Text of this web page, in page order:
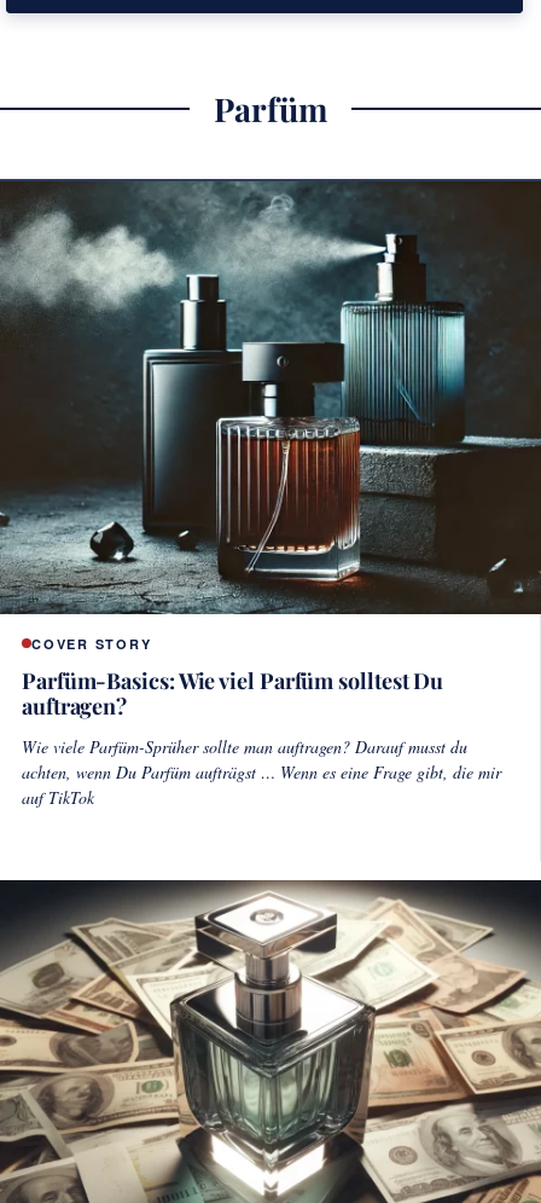
Parfüm
COVER STORY
Parfüm-Basics: Wie viel Parfüm solltest Du
auftragen?
Wie viele Parfüm-Sprüher sollte man auftragen? Darauf musst du
achten, wenn Du Parfüm aufträgst … Wenn es eine Frage gibt, die mir
auf TikTok